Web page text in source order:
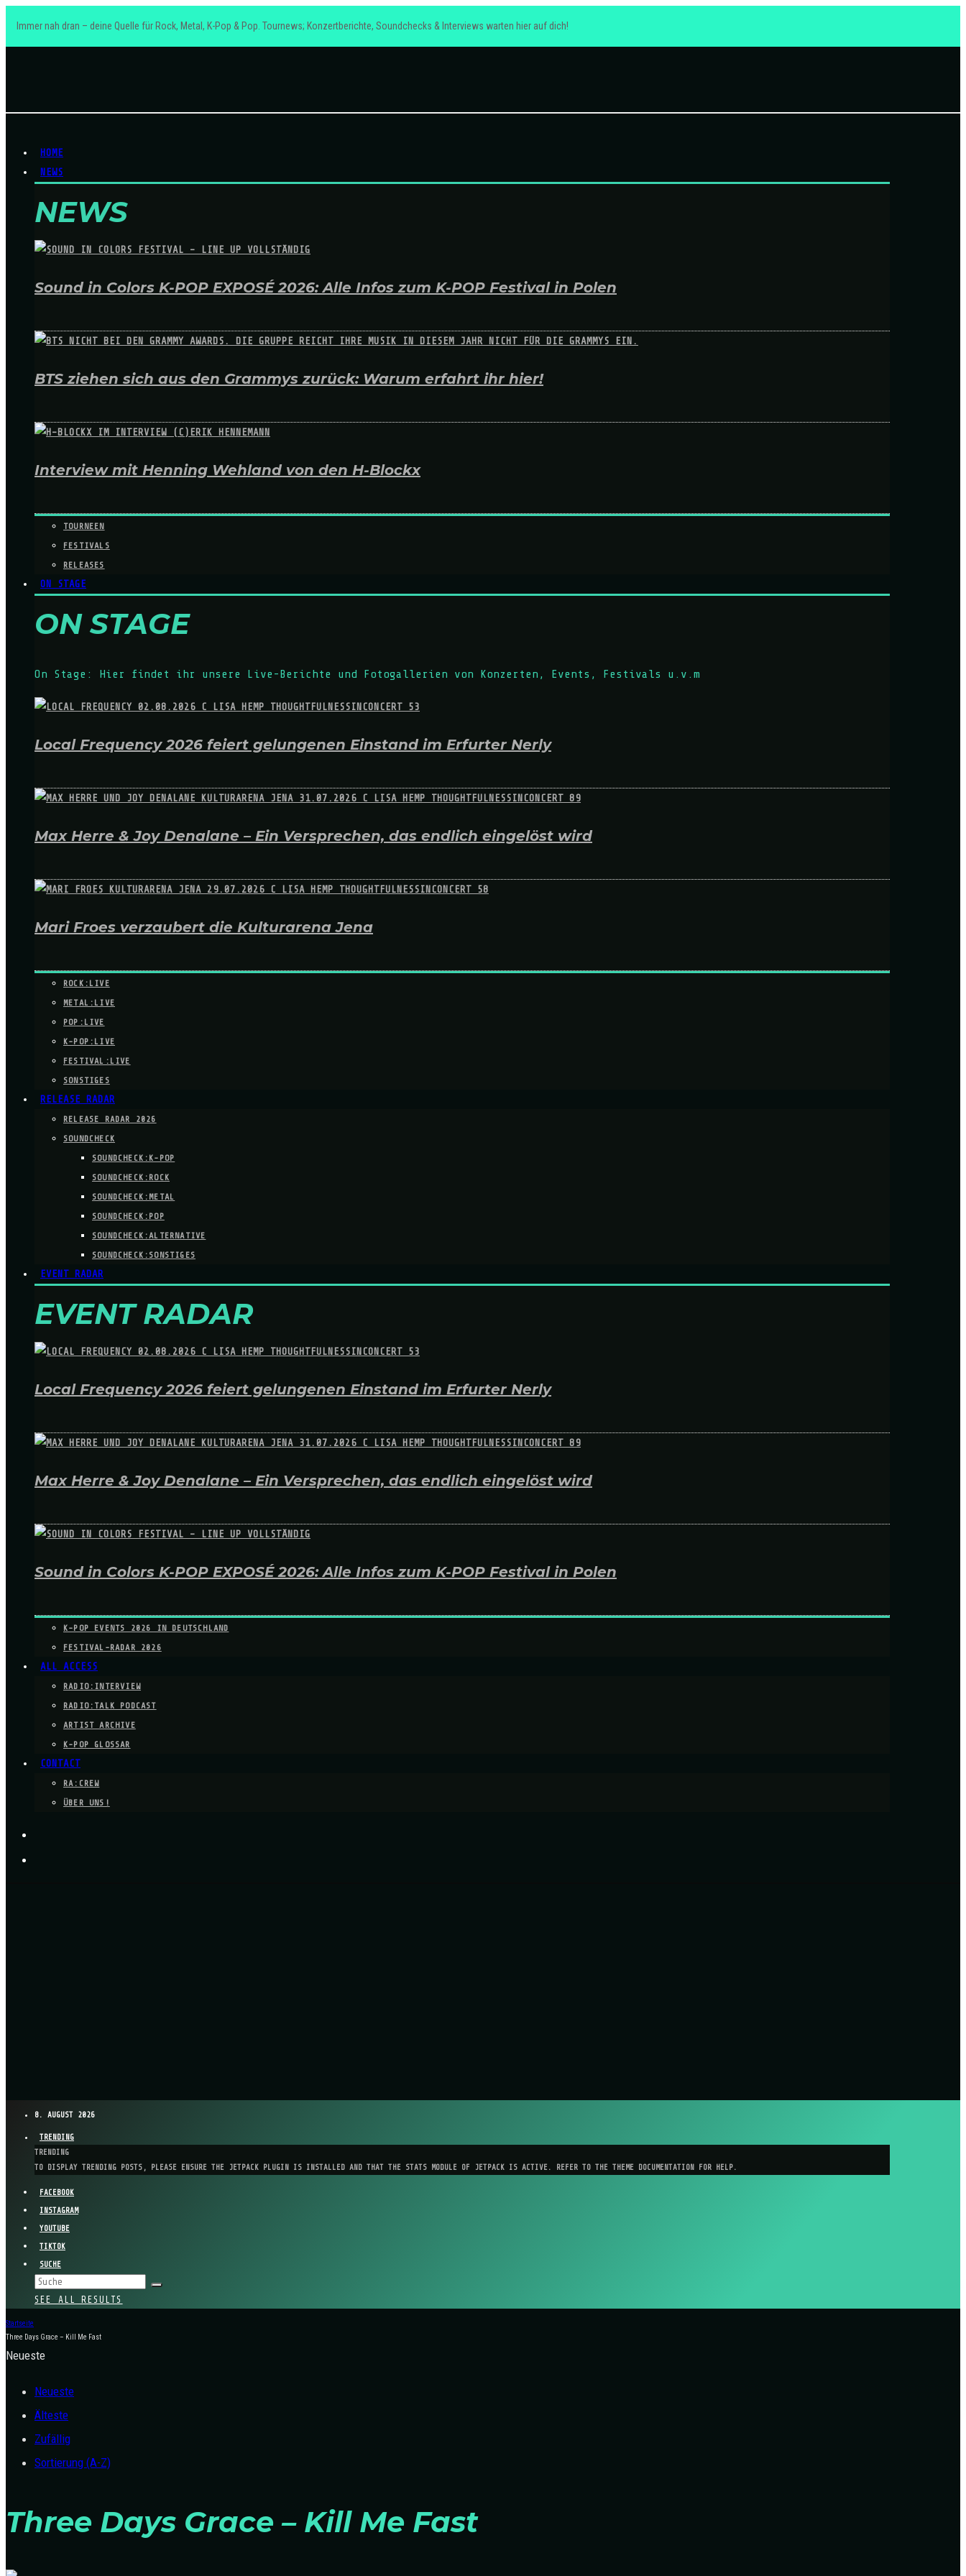
Immer nah dran – deine Quelle für Rock, Metal, K-Pop & Pop. Tournews; Konzertberichte, Soundchecks & Interviews warten hier auf dich!
HOME
NEWS
NEWS
Sound in Colors K-POP EXPOSÉ 2026: Alle Infos zum K-POP Festival in Polen
BTS ziehen sich aus den Grammys zurück: Warum erfahrt ihr hier!
Interview mit Henning Wehland von den H-Blockx
TOURNEEN
FESTIVALS
RELEASES
ON STAGE
ON STAGE
On Stage: Hier findet ihr unsere Live-Berichte und Fotogallerien von Konzerten, Events, Festivals u.v.m
Local Frequency 2026 feiert gelungenen Einstand im Erfurter Nerly
Max Herre & Joy Denalane – Ein Versprechen, das endlich eingelöst wird
Mari Froes verzaubert die Kulturarena Jena
ROCK:LIVE
METAL:LIVE
POP:LIVE
K-POP:LIVE
FESTIVAL:LIVE
SONSTIGES
RELEASE RADAR
RELEASE RADAR 2026
SOUNDCHECK
SOUNDCHECK:K-POP
SOUNDCHECK:ROCK
SOUNDCHECK:METAL
SOUNDCHECK:POP
SOUNDCHECK:ALTERNATIVE
SOUNDCHECK:SONSTIGES
EVENT RADAR
EVENT RADAR
Local Frequency 2026 feiert gelungenen Einstand im Erfurter Nerly
Max Herre & Joy Denalane – Ein Versprechen, das endlich eingelöst wird
Sound in Colors K-POP EXPOSÉ 2026: Alle Infos zum K-POP Festival in Polen
K-POP EVENTS 2026 IN DEUTSCHLAND
FESTIVAL-RADAR 2026
ALL ACCESS
RADIO:INTERVIEW
RADIO:TALK PODCAST
ARTIST ARCHIVE
K-POP GLOSSAR
CONTACT
RA:CREW
ÜBER UNS!
8. AUGUST 2026
TRENDING
TRENDING
TO DISPLAY TRENDING POSTS, PLEASE ENSURE THE JETPACK PLUGIN IS INSTALLED AND THAT THE STATS MODULE OF JETPACK IS ACTIVE. REFER TO THE THEME DOCUMENTATION FOR HELP.
FACEBOOK
INSTAGRAM
YOUTUBE
TIKTOK
SUCHE
SEE ALL RESULTS
Startseite
Three Days Grace – Kill Me Fast
Neueste
Neueste
Älteste
Zufällig
Sortierung (A-Z)
Three Days Grace – Kill Me Fast